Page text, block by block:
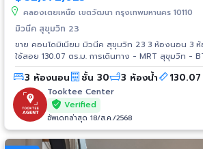
คลองเตยเหนือ เขตวัฒนา กรุงเทพมหานคร 10110
มิวนีค สุขุมวิท 23
ขาย คอนโดมิเนียม มิวนีค สุขุมวิท 23 3 ห้องนอน 3 ห้องน้ำ ชั้น 30 พื้นที่
ใช้สอย 130.07 ตร.ม. การเดินทาง - MRT สุขุมวิท - BTS อโศก - ARL มักกะสัน
- รถไฟฟ้าสายสีส้ม สถานที่ใกล้เคียง - Terminal 21 - Singha Complex -
Emporium - Central พระราม 9 - ม.ศรีนครินทรวิโร
ม.แม่ฟ้าหลวง - Sino Thai Tower - สวนเบญจสิริ - ศู
3 ห้องนอน ชั้น 30 3 ห้องน้ำ
Tooktee Center
Verified
อัพเดทล่าสุด 18/ส.ค./2568